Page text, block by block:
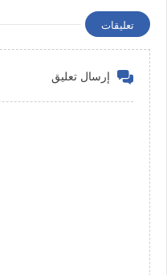
تعليقات
إرسال تعليق